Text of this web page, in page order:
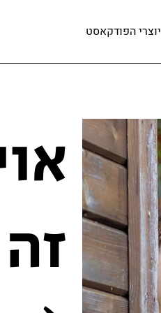
​יוצרי הפודקאסט